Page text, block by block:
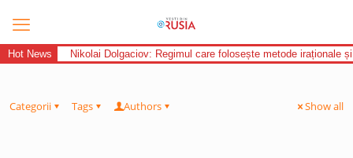
Hot News Nikolai Dolgaciov: Regimul care folosește metode iraționale
Categorii Tags Authors Show all